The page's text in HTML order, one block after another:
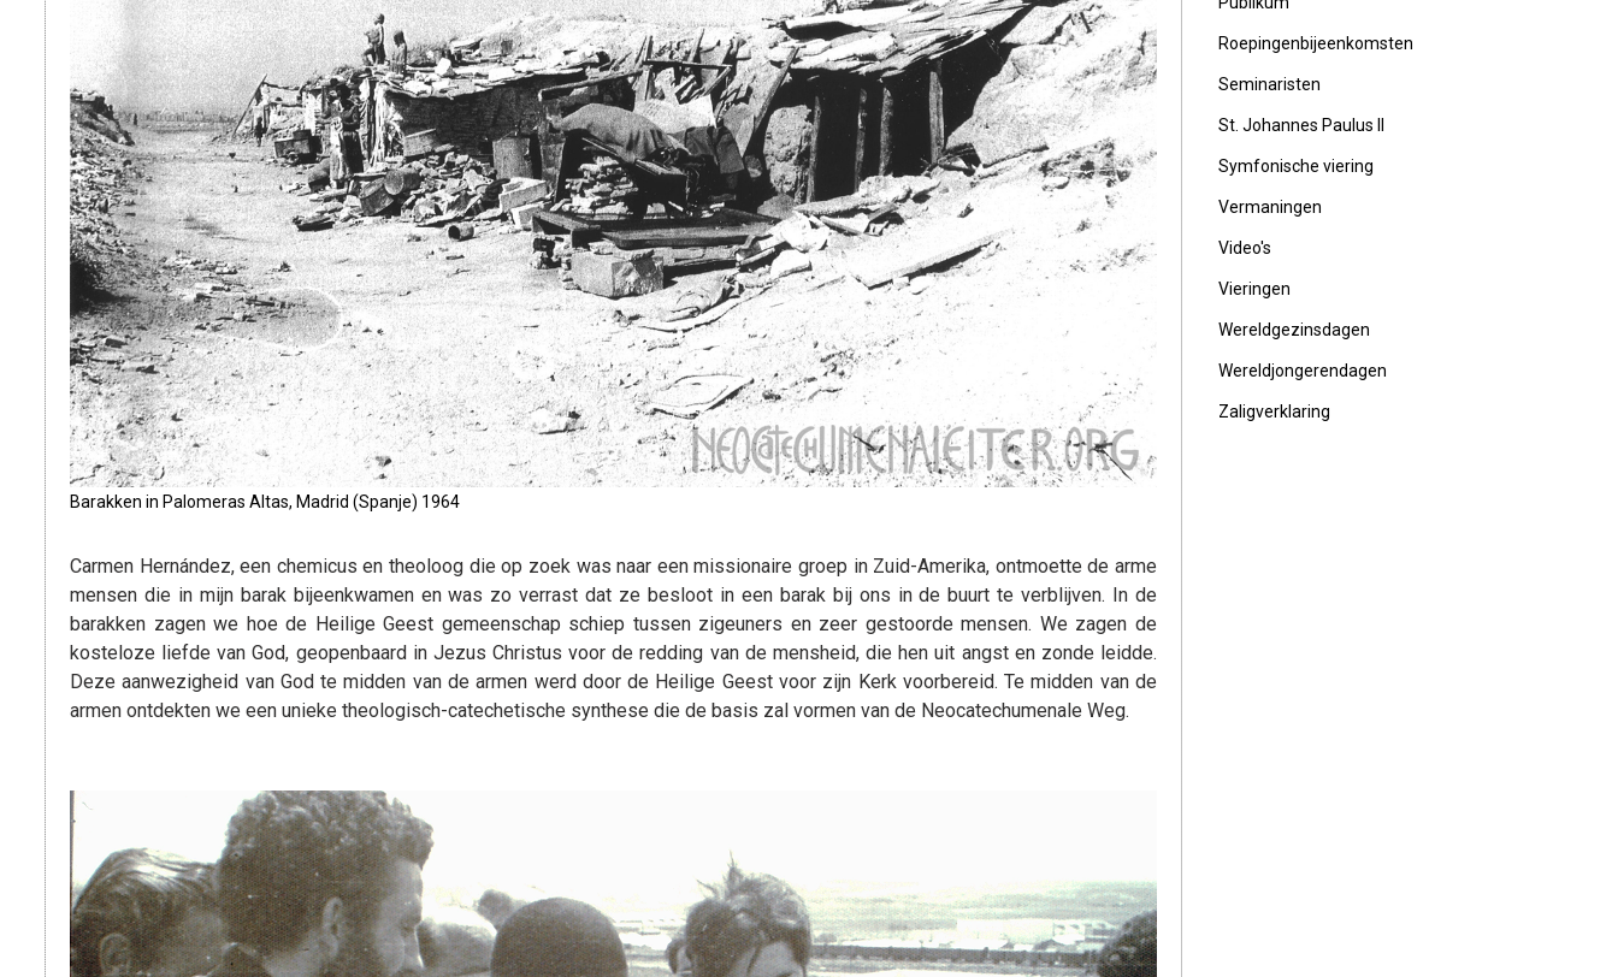
Barakken in Palomeras Altas, Madrid (Spanje) 1964
Carmen Hernández, een chemicus en theoloog die op zoek was naar een missionaire groep in Zuid-Amerika, ontmoette de arme
mensen die in mijn barak bijeenkwamen en was zo verrast dat ze besloot in een barak bij ons in de buurt te verblijven. In de
barakken zagen we hoe de Heilige Geest gemeenschap schiep tussen zigeuners en zeer gestoorde mensen. We zagen de
kosteloze liefde van God, geopenbaard in Jezus Christus voor de redding van de mensheid, die hen uit angst en zonde leidde.
Deze aanwezigheid van God te midden van de armen werd door de Heilige Geest voor zijn Kerk voorbereid. Te midden van de
armen ontdekten we een unieke theologisch-catechetische synthese die de basis zal vormen van de Neocatechumenale Weg.
Roepingenbijeenkomsten
Seminaristen
St. Johannes Paulus II
Symfonische viering
Vermaningen
Video's
Vieringen
Wereldgezinsdagen
Wereldjongerendagen
Zaligverklaring